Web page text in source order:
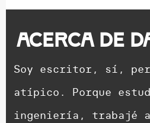
Acerca de
Soy escritor, sí,
atípico. Porque
ingeniería, trabajé